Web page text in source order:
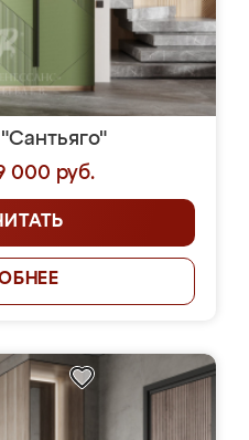
000 руб.